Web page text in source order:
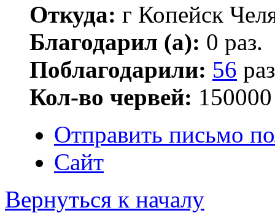
Откуда: г Копейск
Благодарил (а): 0 раз.
Поблагодарили: 56
Кол-во червей: 150000
Отправить письмо
Сайт
Вернуться к началу